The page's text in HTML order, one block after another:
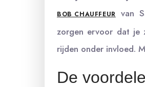
BOB CHAUFFEUR
van
zorgen ervoor dat je
rijden onder invloed.
De